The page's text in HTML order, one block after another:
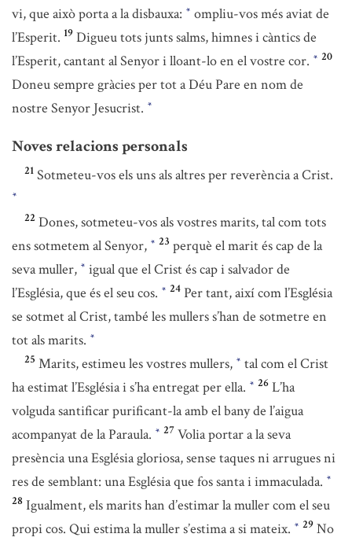
vi, que això porta a la disbauxa: * ompliu-vos més aviat de
l’Esperit. 19 Digueu tots junts salms, himnes i càntics de
l’Esperit, cantant al Senyor i lloant-lo en el vostre cor. * 20
Doneu sempre gràcies per tot a Déu Pare en nom de
nostre Senyor Jesucrist. *
Noves relacions personals
21 Sotmeteu-vos els uns als altres per reverència a Crist.
*
22 Dones, sotmeteu-vos als vostres marits, tal com tots
ens sotmetem al Senyor, * 23 perquè el marit és cap de la
seva muller, * igual que el Crist és cap i salvador de
l’Església, que és el seu cos. * 24 Per tant, així com l’Església
se sotmet al Crist, també les mullers s’han de sotmetre en
tot als marits. *
25 Marits, estimeu les vostres mullers, * tal com el Crist
ha estimat l’Església i s’ha entregat per ella. * 26 L’ha
volguda santificar purificant-la amb el bany de l’aigua
acompanyat de la Paraula. * 27 Volia portar a la seva
presència una Església gloriosa, sense taques ni arrugues ni
res de semblant: una Església que fos santa i immaculada. *
28 Igualment, els marits han d’estimar la muller com el seu
propi cos. Qui estima la muller s’estima a si mateix. * 29 No